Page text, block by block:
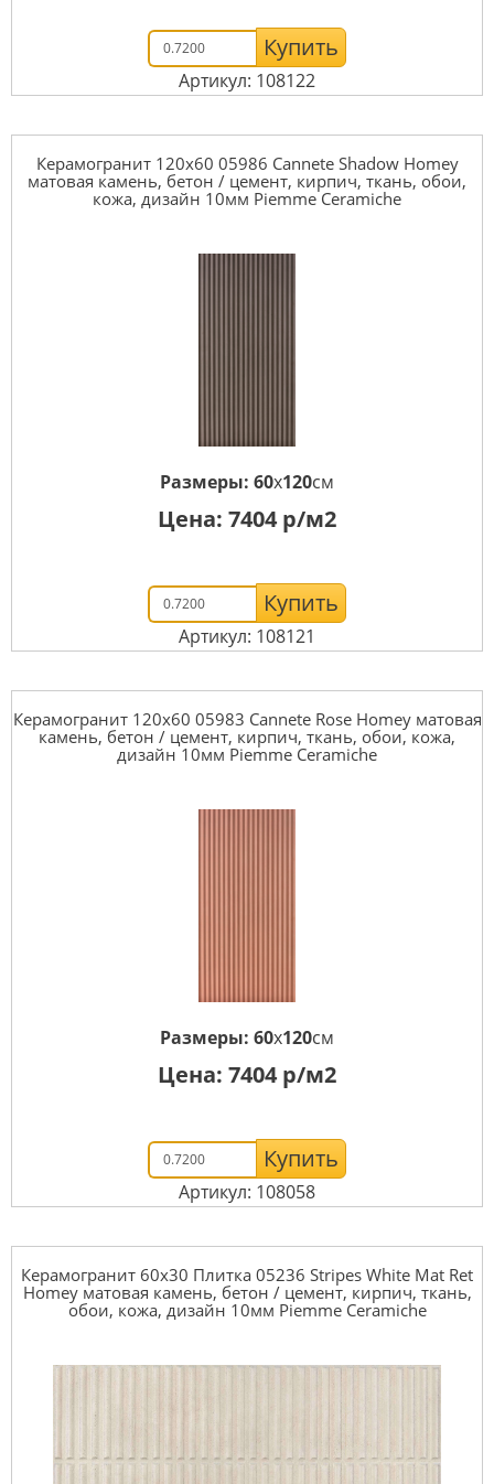
Купить
Артикул: 108122
Керамогранит 120x60 05986 Cannete Shadow Homey
матовая камень, бетон / цемент, кирпич, ткань, обои,
кожа, дизайн 10мм Piemme Ceramiche
Размеры: 60x120см
Цена: 7404 р/м2
Купить
Артикул: 108121
Керамогранит 120x60 05983 Cannete Rose Homey матовая
камень, бетон / цемент, кирпич, ткань, обои, кожа,
дизайн 10мм Piemme Ceramiche
Размеры: 60x120см
Цена: 7404 р/м2
Купить
Артикул: 108058
Керамогранит 60x30 Плитка 05236 Stripes White Mat Ret
Homey матовая камень, бетон / цемент, кирпич, ткань,
обои, кожа, дизайн 10мм Piemme Ceramiche